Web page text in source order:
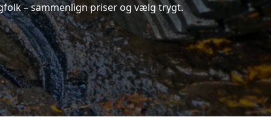
– sammenlign priser og vælg trygt.